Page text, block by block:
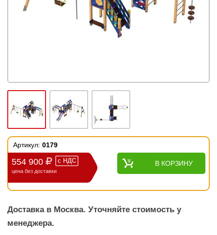
Артикул: 0179
554 900 с НДС
цена без доставки
В КОРЗИНУ
Доставка в Москва. Уточняйте стоимость у
менеджера.